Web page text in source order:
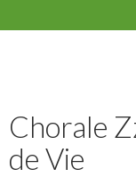
Chorale
de Vie